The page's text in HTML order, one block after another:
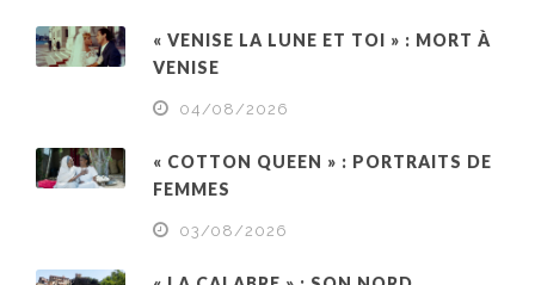
« VENISE LA LUNE ET TOI » : MORT À
VENISE
04/08/2026
« COTTON QUEEN » : PORTRAITS DE
FEMMES
03/08/2026